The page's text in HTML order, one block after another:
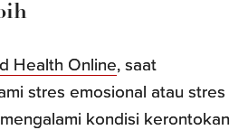
Health Online, saat
stres emosional atau stres
kondisi kerontokan